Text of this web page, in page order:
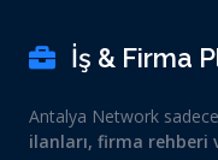
İş & Firma
Antalya Network
ilanları, firma